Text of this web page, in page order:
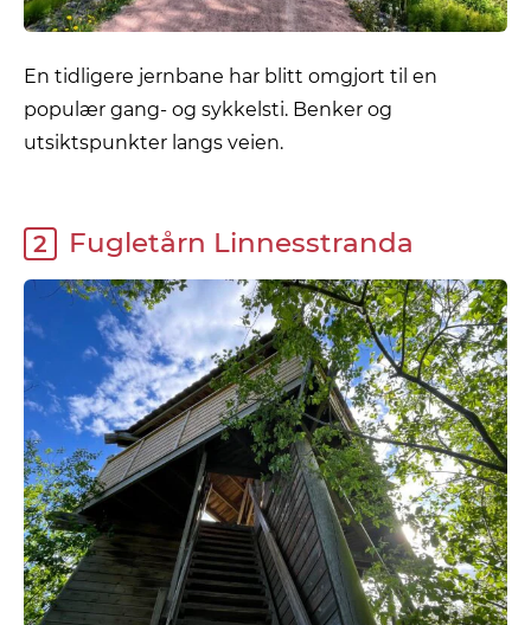
En tidligere jernbane har blitt omgjort til en
populær gang- og sykkelsti. Benker og
utsiktspunkter langs veien.
2 Fugletårn Linnesstranda